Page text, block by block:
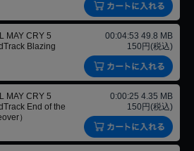
MAY CRY 5
Blazing
00:04:53 49.8 MB
150円(税込)
MAY CRY 5
End of the
）
0:00:25 4.35 MB
150円(税込)